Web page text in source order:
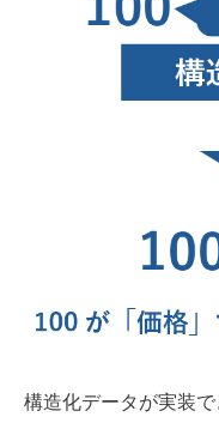
構造化データが実装